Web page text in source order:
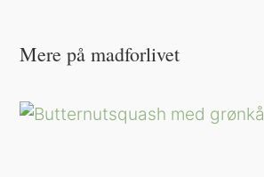
Mere på madforlivet